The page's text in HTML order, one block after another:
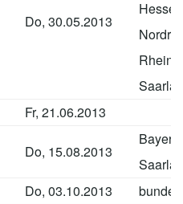
Do, 30.05.2013
Hessen
Fr, 21.06.2013
Do, 15.08.2013
Bayern
Do, 03.10.2013